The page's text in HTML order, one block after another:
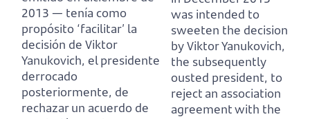
2013 — tenía como
propósito ‘facilitar’ la
decisión de Viktor
Yanukovich, el presidente
derrocado
posteriormente, de
rechazar un acuerdo de
was intended to
sweeten the decision
by Viktor Yanukovich,
the subsequently
ousted president, to
reject an association
agreement with the